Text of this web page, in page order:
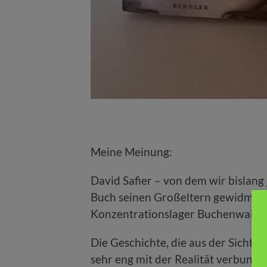
Meine Meinung:
David Safier – von dem wir
Buch seinen Großeltern
Konzentrationslager Buchenwald,
Die Geschichte, die aus der Sicht
sehr eng mit der Realität